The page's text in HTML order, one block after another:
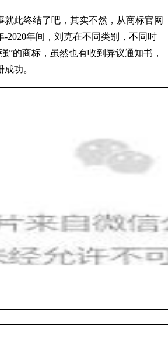
此终结了吧，其实不然，从商标官网
-2020年间，刘克在不同类别，不同时
”的商标，虽然也有收到异议通知书，
功。